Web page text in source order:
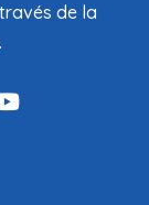
de la